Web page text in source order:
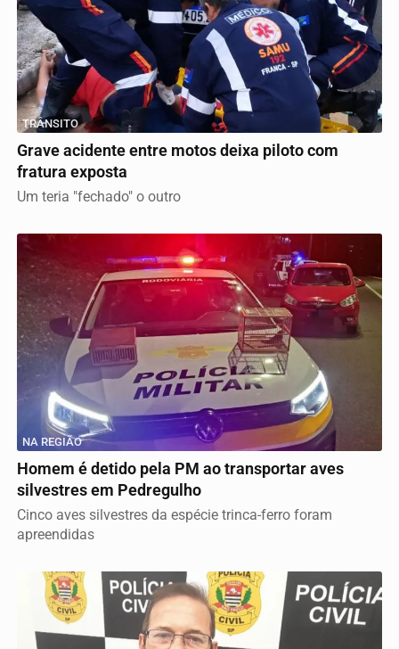
TRÂNSITO
Grave acidente entre motos deixa piloto com
fratura exposta
Um teria "fechado" o outro
NA REGIÃO
Homem é detido pela PM ao transportar aves
silvestres em Pedregulho
Cinco aves silvestres da espécie trinca-ferro foram
apreendidas